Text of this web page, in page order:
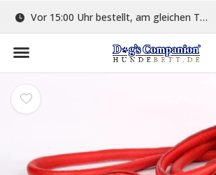
Vor 15:00 Uhr bestellt, am gleichen Tag versand